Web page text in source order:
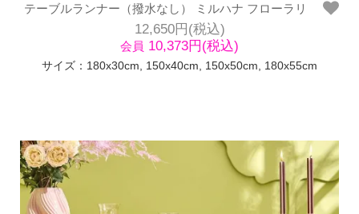
テーブルランナー（撥水なし） ミルハナ フローラリ
12,650円(税込)
会員 10,373円(税込)
サイズ：180x30cm, 150x40cm, 150x50cm, 180x55cm